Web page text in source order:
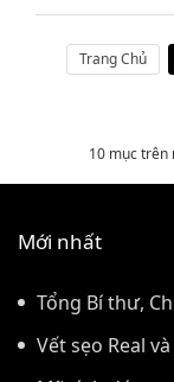
một ngày điều trị,
Trang Chủ
10 mục trên
Mới nhất
Tổng Bí thư,
gọn, có sức
Vết sẹo Real